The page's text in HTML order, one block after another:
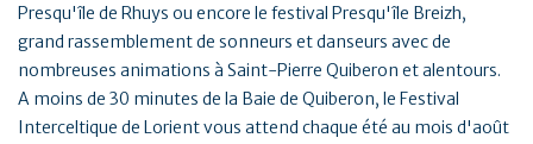
Presqu'île de Rhuys ou encore le festival Presqu'île Breizh,
grand rassemblement de sonneurs et danseurs avec de
nombreuses animations à Saint-Pierre Quiberon et alentours.
A moins de 30 minutes de la Baie de Quiberon, le Festival
Interceltique de Lorient vous attend chaque été au mois d'août